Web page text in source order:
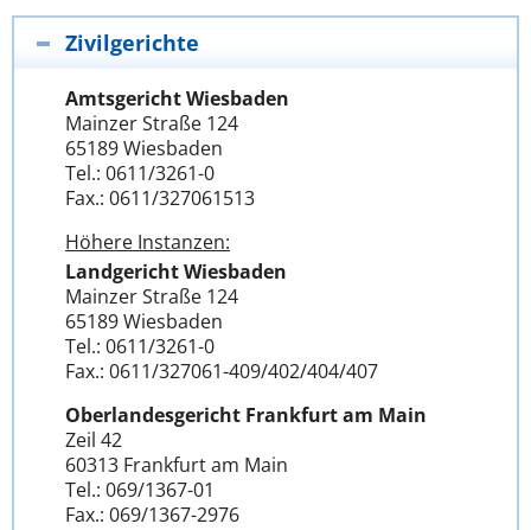
Zivilgerichte
Amtsgericht Wiesbaden
Mainzer Straße 124
65189 Wiesbaden
Tel.: 0611/3261-0
Fax.: 0611/327061513
Höhere Instanzen:
Landgericht Wiesbaden
Mainzer Straße 124
65189 Wiesbaden
Tel.: 0611/3261-0
Fax.: 0611/327061-409/402/404/407
Oberlandesgericht Frankfurt am Main
Zeil 42
60313 Frankfurt am Main
Tel.: 069/1367-01
Fax.: 069/1367-2976